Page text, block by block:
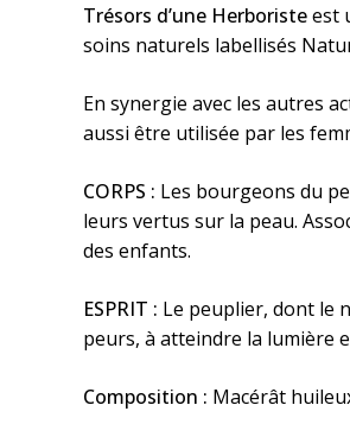
Trésors d’une Herboristeest
soins naturels labellisés
En synergie avec les autres
aussi être utilisée par les
CORPS : Les bourgeons du
leurs vertus sur la peau.
des enfants.
ESPRIT : Le peuplier, dont le
peurs, à atteindre la lumière
Composition : Macérât